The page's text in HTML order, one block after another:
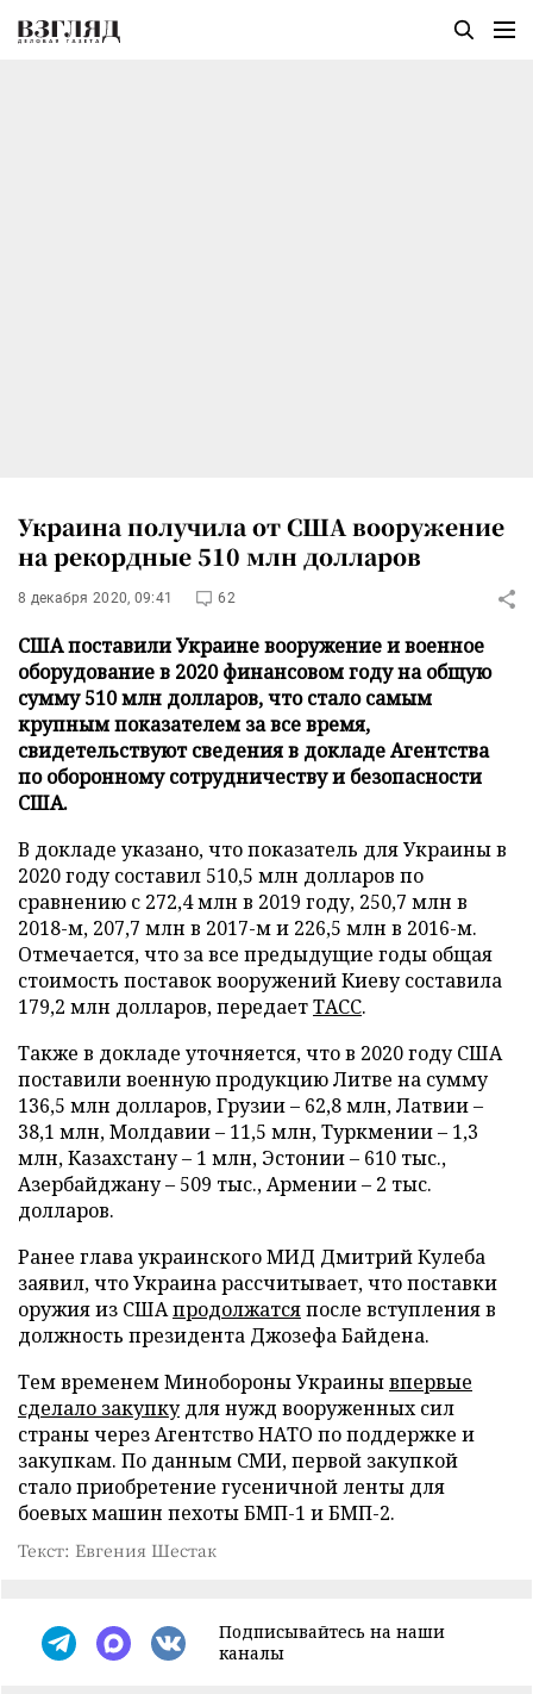
Украина получила от США вооружение
на рекордные 510 млн долларов
8 декабря 2020, 09:41 62
США поставили Украине вооружение и военное
оборудование в 2020 финансовом году на общую
сумму 510 млн долларов, что стало самым
крупным показателем за все время,
свидетельствуют сведения в докладе Агентства
по оборонному сотрудничеству и безопасности
США.
В докладе указано, что показатель для Украины в
2020 году составил 510,5 млн долларов по
сравнению с 272,4 млн в 2019 году, 250,7 млн в
2018-м, 207,7 млн в 2017-м и 226,5 млн в 2016-м.
Отмечается, что за все предыдущие годы общая
стоимость поставок вооружений Киеву составила
179,2 млн долларов, передаетТАСС.
Также в докладе уточняется, что в 2020 году США
поставили военную продукцию Литве на сумму
136,5 млн долларов, Грузии – 62,8 млн, Латвии –
38,1 млн, Молдавии – 11,5 млн, Туркмении – 1,3
млн, Казахстану – 1 млн, Эстонии – 610 тыс.,
Азербайджану – 509 тыс., Армении – 2 тыс.
долларов.
Ранее глава украинского МИД Дмитрий Кулеба
заявил, что Украина рассчитывает, что поставки
оружия из СШАпродолжатсяпосле вступления в
должность президента Джозефа Байдена.
Тем временем Минобороны Украинывпервые
сделало закупкудля нужд вооруженных сил
страны через Агентство НАТО по поддержке и
закупкам. По данным СМИ, первой закупкой
стало приобретение гусеничной ленты для
боевых машин пехоты БМП-1 и БМП-2.
Текст: Евгения Шестак
Подписывайтесь на наши
каналы